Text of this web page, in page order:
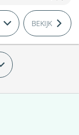
BEKIJK